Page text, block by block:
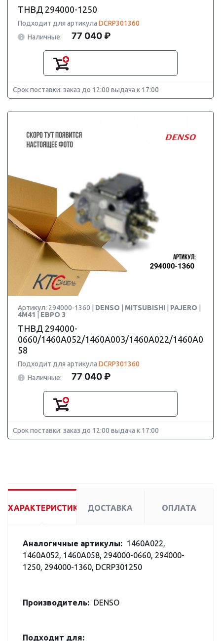
ТНВД 294000-1250
Подходит для артикула DCRP301360
Наличные:
77 040 ₽
Срок поставки: заказ до 12:00 выдача к 17:00
Артикул: 294000-1360 | DENSO MITSUBISHI PAJERO
4M41
ЕВРО 3
ТНВД 294000-
0660/1460A052/1460A003/1460A022/1460A0
58
Подходит для артикула DCRP301360
Наличные:
77 040 ₽
Срок поставки: заказ до 12:00 выдача к 17:00
ХАРАКТЕРИСТИКИ ДОСТАВКА ОПЛАТА
Аналогичные артикулы: 1460A022,
1460A052, 1460A058, 294000-0660, 294000-
1250, 294000-1360, DCRP301250
Производитель: DENSO
Подходит для: